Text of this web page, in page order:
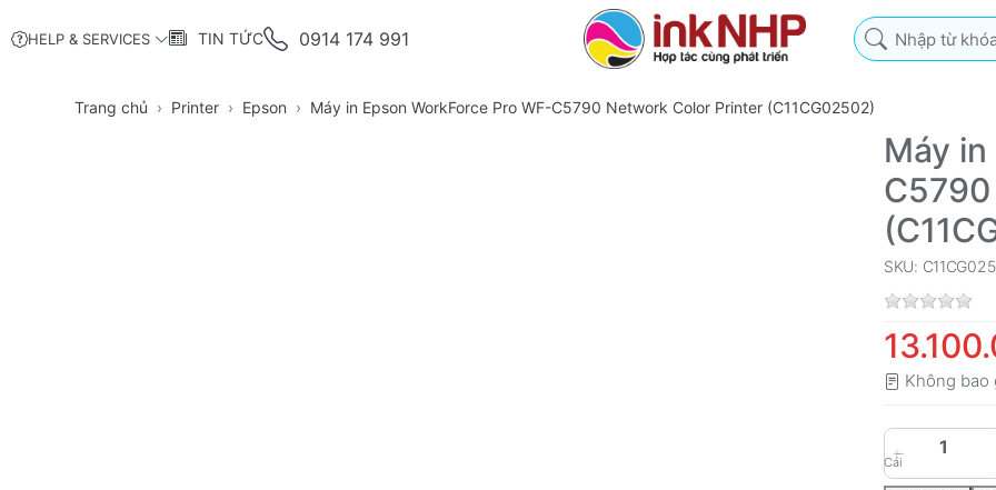
HELP & SERVICES TIN TỨC 0914 174 991
Nhập từ khóa tìm
Trang chủ Printer Epson Máy in Epson WorkForce Pro WF-C5790 Network Color Printer (C11CG02502)
Máy
SKU:
Không bao
Cái